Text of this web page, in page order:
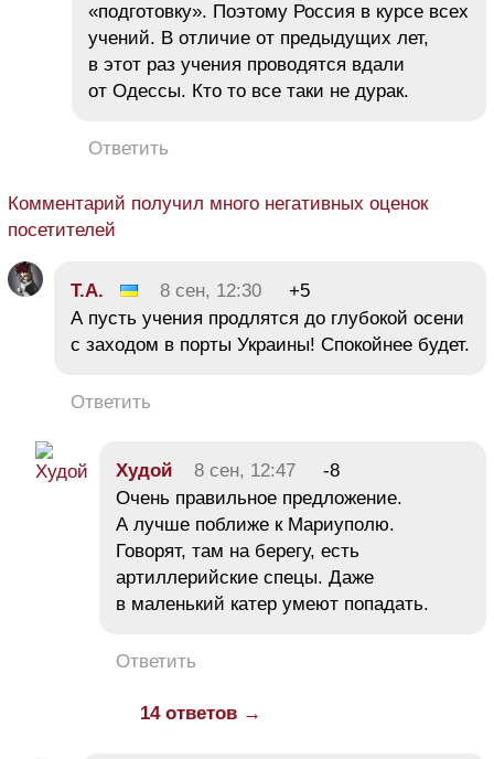
«подготовку». Поэтому Россия в курсе всех
учений. В отличие от предыдущих лет,
в этот раз учения проводятся вдали
от Одессы. Кто то все таки не дурак.
Ответить
Комментарий получил много негативных оценок
посетителей
Т.А. 8 сен, 12:30
+5
А пусть учения продлятся до глубокой осени
с заходом в порты Украины! Спокойнее будет.
Ответить
Худой 8 сен, 12:47
-8
Очень правильное предложение.
А лучше поближе к Мариуполю.
Говорят, там на берегу, есть
артиллерийские спецы. Даже
в маленький катер умеют попадать.
Ответить
14 ответов →